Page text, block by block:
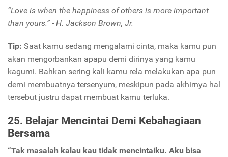
“Love is when the happiness of others is more important
than yours.” - H. Jackson Brown, Jr.
Tip: Saat kamu sedang mengalami cinta, maka kamu pun
akan mengorbankan apapu demi dirinya yang kamu
kagumi. Bahkan sering kali kamu rela melakukan apa pun
demi membuatnya tersenyum, meskipun pada akhirnya hal
tersebut justru dapat membuat kamu terluka.
25. Belajar Mencintai Demi Kebahagiaan
Bersama
“Tak masalah kalau kau tidak mencintaiku. Aku bisa